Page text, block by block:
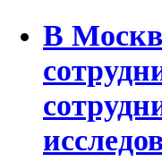
В